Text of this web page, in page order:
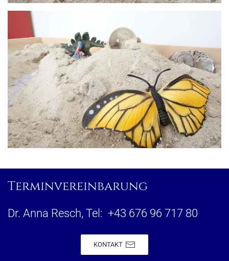
Terminvereinbarung
Dr. Anna Resch, Tel: +43 676 96 717 80
KONTAKT